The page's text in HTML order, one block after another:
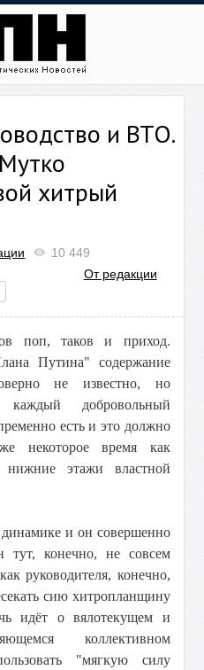
и ВТО.
хитрый
10 449
От редакции
поп, таков и приход.
Путина" содержание
не известно, но
добровольный
есть и это должно
некоторое время как
нижние этажи властной
и он совершенно
конечно, не совсем
руководителя, конечно,
сию хитропланщину
идёт о вялотекущем и
коллективном
"мягкую силу